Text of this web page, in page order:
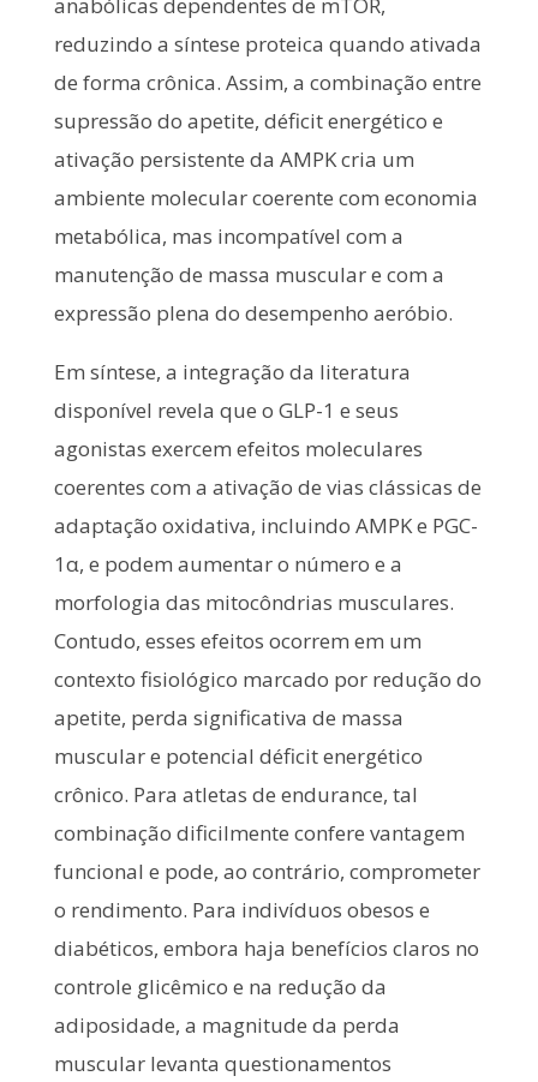
reduzindo a síntese proteica quando ativada
de forma crônica. Assim, a combinação entre
supressão do apetite, déficit energético e
ativação persistente da AMPK cria um
ambiente molecular coerente com economia
metabólica, mas incompatível com a
manutenção de massa muscular e com a
expressão plena do desempenho aeróbio.
Em síntese, a integração da literatura
disponível revela que o GLP-1 e seus
agonistas exercem efeitos moleculares
coerentes com a ativação de vias clássicas de
adaptação oxidativa, incluindo AMPK e PGC-
1α, e podem aumentar o número e a
morfologia das mitocôndrias musculares.
Contudo, esses efeitos ocorrem em um
contexto fisiológico marcado por redução do
apetite, perda significativa de massa
muscular e potencial déficit energético
crônico. Para atletas de endurance, tal
combinação dificilmente confere vantagem
funcional e pode, ao contrário, comprometer
o rendimento. Para indivíduos obesos e
diabéticos, embora haja benefícios claros no
controle glicêmico e na redução da
adiposidade, a magnitude da perda
muscular levanta questionamentos